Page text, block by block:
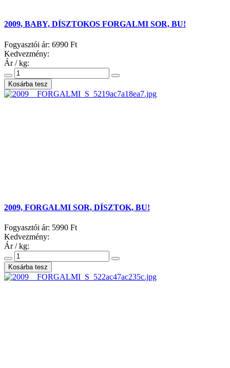
2009, BABY, DÍSZTOKOS FORGALMI SOR, BU!
Fogyasztói ár: 6990 Ft
Kedvezmény:
Ár / kg:
2009, FORGALMI SOR, DÍSZTOK, BU!
Fogyasztói ár: 5990 Ft
Kedvezmény:
Ár / kg: